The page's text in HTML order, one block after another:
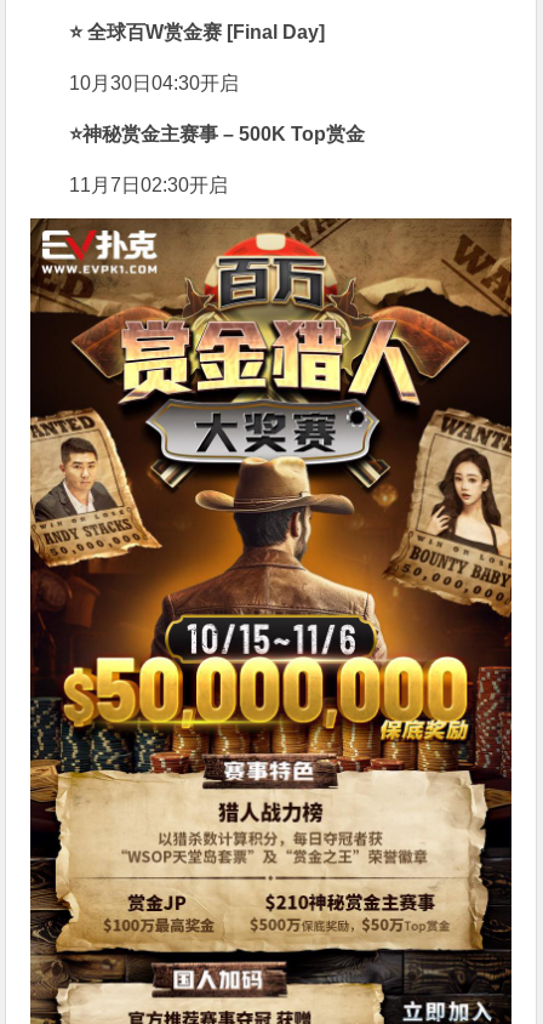
⭐全球百W赏金赛 [Final Day]
10月30日04:30开启
⭐神秘赏金主赛事 – 500K Top赏金
11月7日02:30开启